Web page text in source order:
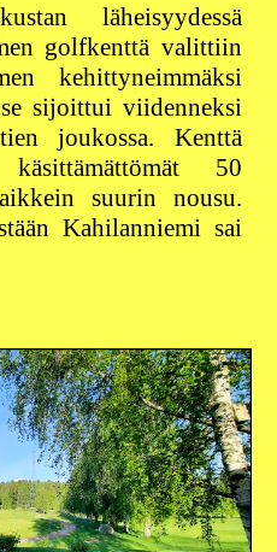
läheisyydessä
golfkenttä valittiin
kehittyneimmäksi
sijoittui viidenneksi
joukossa. Kenttä
50
suurin nousu.
Kahilanniemi sai